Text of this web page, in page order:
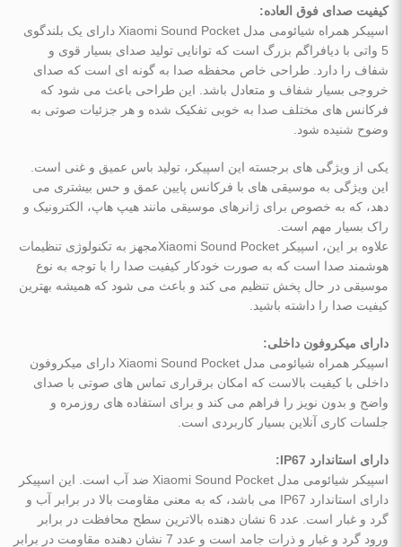
کیفیت صدای فوق‌ العاده:
اسپیکر همراه شیائومی مدل Xiaomi Sound Pocket دارای یک بلندگوی
5 واتی با دیافراگم بزرگ است که توانایی تولید صدای بسیار قوی و
شفاف را دارد. طراحی خاص محفظه صدا به گونه ‌ای است که صدای
خروجی بسیار شفاف و متعادل باشد. این طراحی باعث می ‌شود که
فرکانس‌ های مختلف صدا به خوبی تفکیک شده و هر جزئیات صوتی به
وضوح شنیده شود.
یکی از ویژگی‌ های برجسته این اسپیکر، تولید باس عمیق و غنی است.
این ویژگی به موسیقی‌ های با فرکانس پایین عمق و حس بیشتری می
‌دهد، که به خصوص برای ژانرهای موسیقی مانند هیپ ‌هاپ، الکترونیک و
راک بسیار مهم است.
علاوه بر این، اسپیکر Xiaomi Sound Pocketمجهز به تکنولوژی تنظیمات
هوشمند صدا است که به صورت خودکار کیفیت صدا را با توجه به نوع
موسیقی در حال پخش تنظیم می‌ کند و باعث می‌ شود که همیشه بهترین
کیفیت صدا را داشته باشید.
دارای میکروفون داخلی:
اسپیکر همراه شیائومی مدل Xiaomi Sound Pocket دارای میکروفون
داخلی با کیفیت بالاست که امکان برقراری تماس‌ های صوتی با صدای
واضح و بدون نویز را فراهم می ‌کند و برای استفاده ‌های روزمره و
جلسات کاری آنلاین بسیار کاربردی است.
دارای استاندارد IP67:
اسپیکر شیائومی مدل Xiaomi Sound Pocket ضد آب است. این اسپیکر
دارای استاندارد IP67 می ‌باشد، که به معنی مقاومت بالا در برابر آب و
گرد و غبار است. عدد 6 نشان‌ دهنده بالاترین سطح محافظت در برابر
ورود گرد و غبار و ذرات جامد است و عدد 7 نشان ‌دهنده مقاومت در برابر